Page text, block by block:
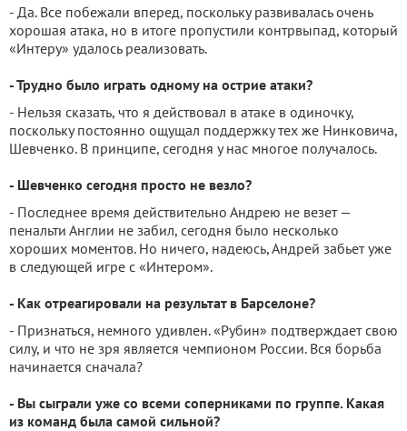
- Да. Все побежали вперед, поскольку развивалась очень
хорошая атака, но в итоге пропустили контрвыпад, который
«Интеру» удалось реализовать.
- Трудно было играть одному на острие атаки?
- Нельзя сказать, что я действовал в атаке в одиночку,
поскольку постоянно ощущал поддержку тех же Нинковича,
Шевченко. В принципе, сегодня у нас многое получалось.
- Шевченко сегодня просто не везло?
- Последнее время действительно Андрею не везет —
пенальти Англии не забил, сегодня было несколько
хороших моментов. Но ничего, надеюсь, Андрей забьет уже
в следующей игре с «Интером».
- Как отреагировали на результат в Барселоне?
- Признаться, немного удивлен. «Рубин» подтверждает свою
силу, и что не зря является чемпионом России. Вся борьба
начинается сначала?
- Вы сыграли уже со всеми соперниками по группе. Какая
из команд была самой сильной?